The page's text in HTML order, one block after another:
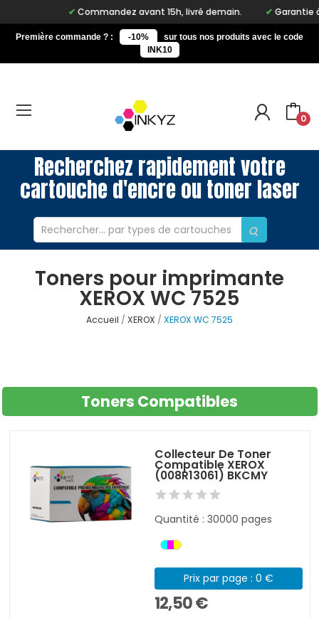
Commandez avant 15h, livré demain. Garantie à
Première commande ? : -10%
sur tous nos produits avec le code
INK10
0
Recherchez rapidement votre
cartouche d'encre ou toner laser
Toners pour imprimante
XEROX WC 7525
Accueil XEROX XEROX WC 7525
Toners Compatibles
Collecteur De Toner
Compatible XEROX
(008R13061) BKCMY
Quantité : 30000 pages
Prix par page : 0 €
12,50 €